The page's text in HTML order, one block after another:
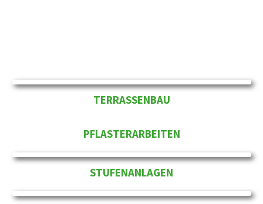
TERRASSENBAU
PFLASTERARBEITEN
STUFENANLAGEN